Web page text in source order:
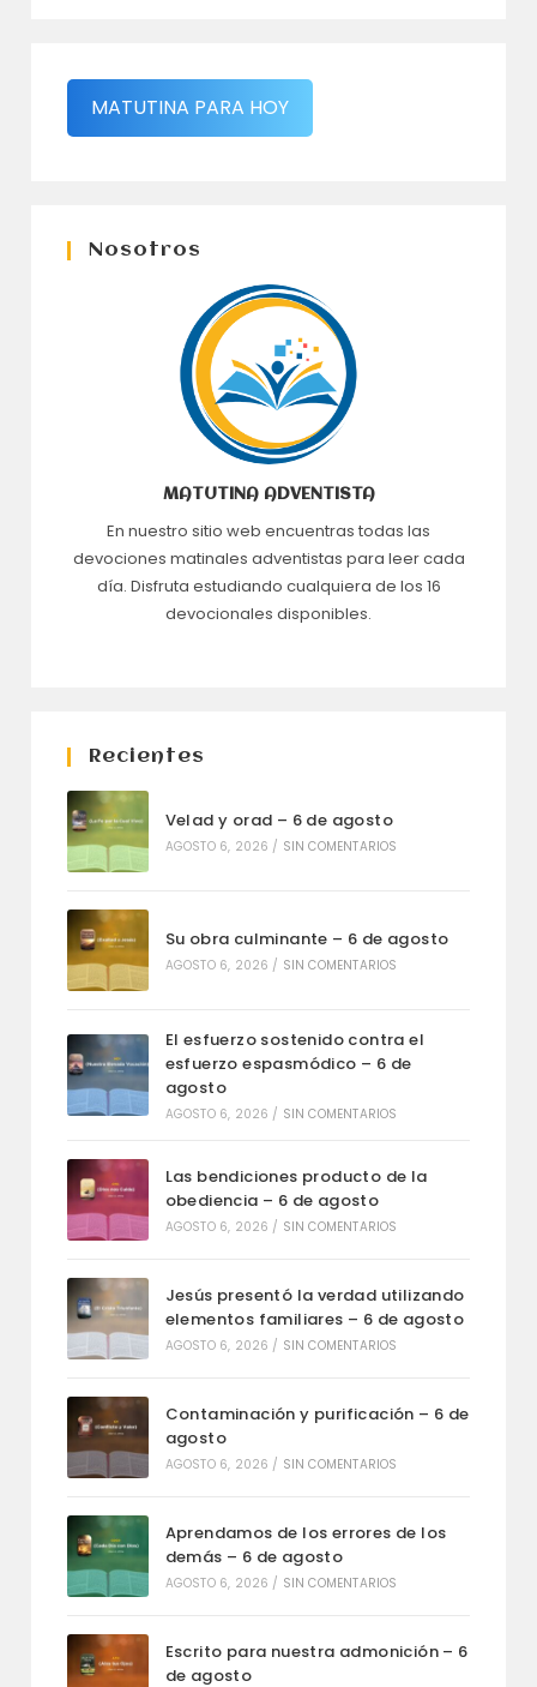
MATUTINA PARA HOY
Nosotros
MATUTINA ADVENTISTA
En nuestro sitio web encuentras todas las
devociones matinales adventistas para leer cada
día. Disfruta estudiando cualquiera de los 16
devocionales disponibles.
Recientes
Velad y orad – 6 de agosto
AGOSTO 6, 2026 / SIN COMENTARIOS
Su obra culminante – 6 de agosto
AGOSTO 6, 2026 / SIN COMENTARIOS
El esfuerzo sostenido contra el
esfuerzo espasmódico – 6 de
agosto
AGOSTO 6, 2026 / SIN COMENTARIOS
Las bendiciones producto de la
obediencia – 6 de agosto
AGOSTO 6, 2026 / SIN COMENTARIOS
Jesús presentó la verdad utilizando
elementos familiares – 6 de agosto
AGOSTO 6, 2026 / SIN COMENTARIOS
Contaminación y purificación – 6 de
agosto
AGOSTO 6, 2026 / SIN COMENTARIOS
Aprendamos de los errores de los
demás – 6 de agosto
AGOSTO 6, 2026 / SIN COMENTARIOS
Escrito para nuestra admonición – 6
de agosto